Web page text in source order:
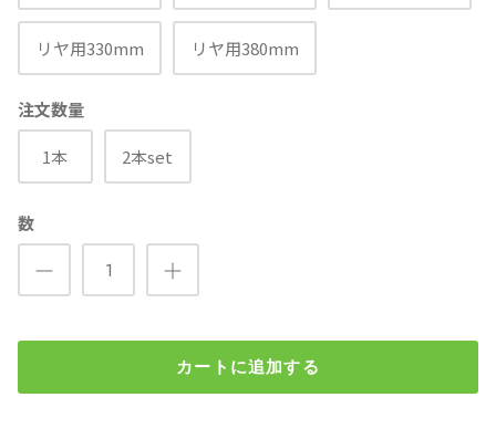
リヤ用330mm リヤ用380mm
注文数量
1本 2本set
数
カートに追加する